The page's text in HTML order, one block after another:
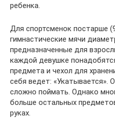
ребенка.
Для спортсменок постарше
гимнастические мячи
предназначенные для
каждой девушке
предмета и чехол для
себя ведет: «Укатывается».
сложно поймать. Однако
больше остальных
руках.